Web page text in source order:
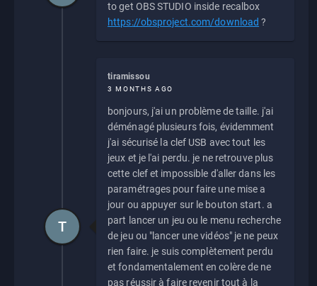
to get OBS STUDIO inside recalbox
https://obsproject.com/download ?
tiramissou
3 MONTHS AGO
bonjours, j'ai un problème de taille. j'ai
déménagé plusieurs fois, évidemment
j'ai sécurisé la clef USB avec tout les
jeux et je l'ai perdu. je ne retrouve plus
cette clef et impossible d'aller dans les
paramétrages pour faire une mise a
jour ou appuyer sur le bouton start. a
part lancer un jeu ou le menu recherche
de jeu ou "lancer une vidéos" je ne peux
rien faire. je suis complètement perdu
et fondamentalement en colère de ne
pas réussir à faire revenir tout à la
T